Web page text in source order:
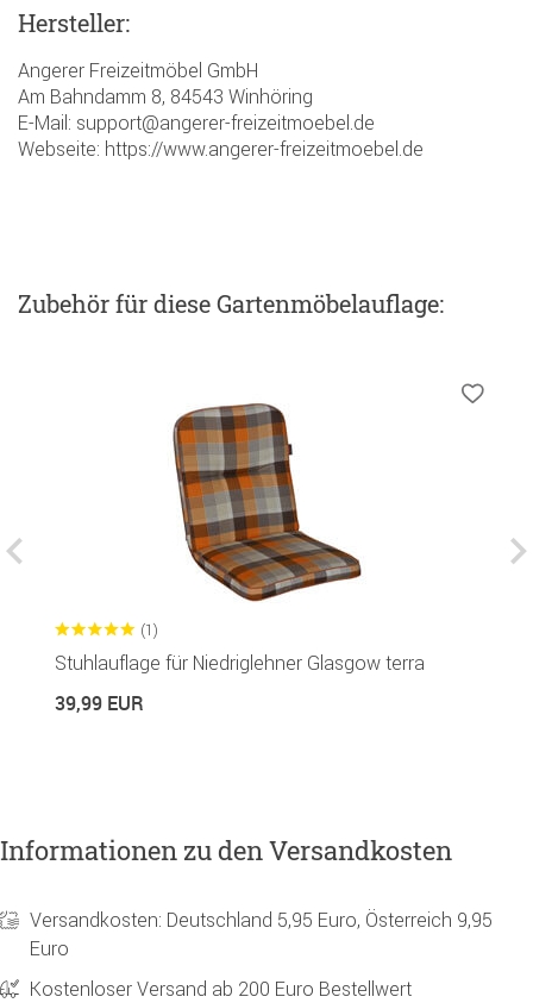
Hersteller:
Angerer Freizeitmöbel GmbH
Am Bahndamm 8, 84543 Winhöring
E-Mail: support@angerer-freizeitmoebel.de
Webseite: https://www.angerer-freizeitmoebel.de
Zubehörfür diese Gartenmöbelauflage:
(1)
Stuhlauflage für Niedriglehner Glasgow terra
39,99 EUR
Informationen zu den Versandkosten
Versandkosten: Deutschland 5,95 Euro, Österreich 9,95
Euro
Kostenloser Versand ab 200 Euro Bestellwert